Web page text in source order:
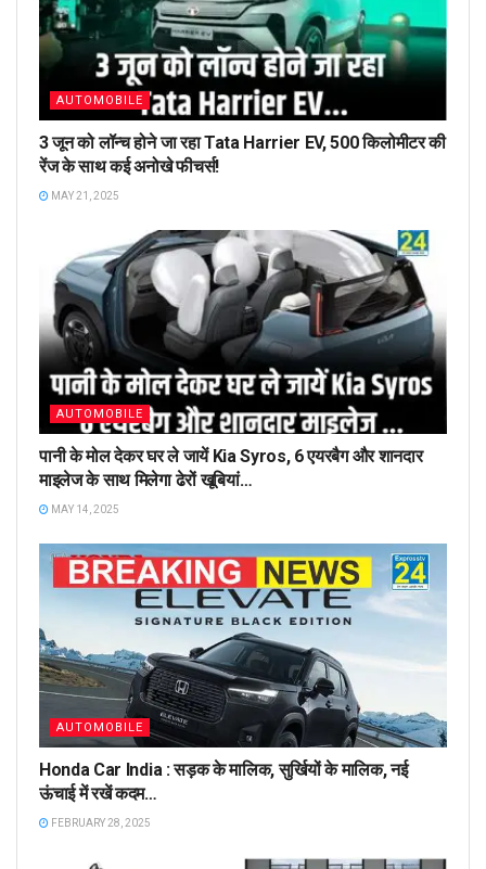
AUTOMOBILE
3 जून को लॉन्च होने जा रहा Tata Harrier EV, 500 किलोमीटर की
रेंज के साथ कई अनोखे फीचर्स!
MAY 21, 2025
AUTOMOBILE
पानी के मोल देकर घर ले जायें Kia Syros, 6 एयरबैग और शानदार
माइलेज के साथ मिलेगा ढेरों खूबियां…
MAY 14, 2025
AUTOMOBILE
Honda Car India : सड़क के मालिक, सुर्खियों के मालिक, नई
ऊंचाई में रखें कदम…
FEBRUARY 28, 2025